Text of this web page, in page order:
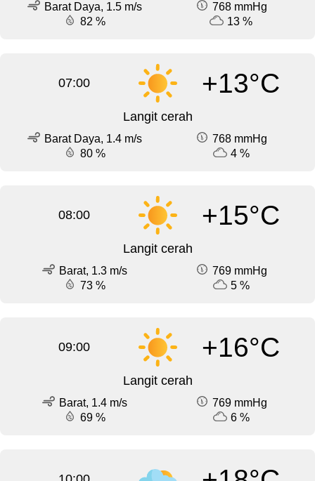
Barat Daya, 1.5 m/s
768 mmHg
82 %
13 %
07:00 +13°C
Langit cerah
Barat Daya, 1.4 m/s
768 mmHg
80 %
4 %
08:00 +15°C
Langit cerah
Barat, 1.3 m/s
769 mmHg
73 %
5 %
09:00 +16°C
Langit cerah
Barat, 1.4 m/s
769 mmHg
69 %
6 %